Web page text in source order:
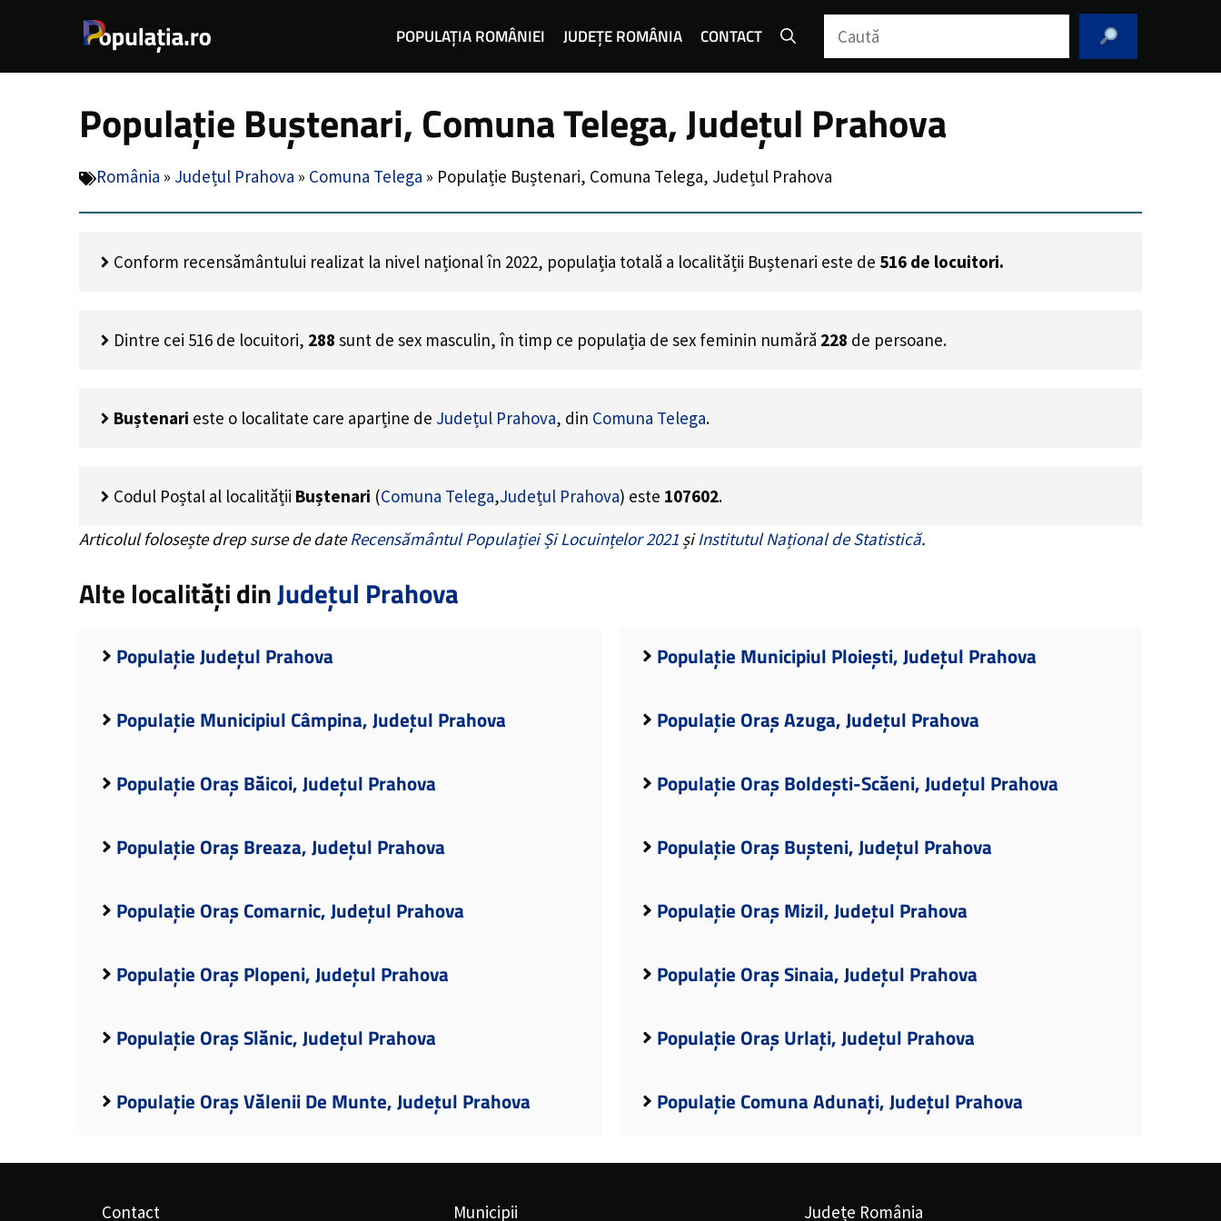
POPULAȚIA ROMÂNIEI JUDEȚE ROMÂNIA CONTACT Caută
Populație Buștenari, Comuna Telega, Județul Prahova
România » Județul Prahova » Comuna Telega » Populație Buștenari, Comuna Telega, Județul Prahova
Conform recensământului realizat la nivel național în 2022, populația totală a localității Buștenari este de 516 de locuitori.
Dintre cei 516 de locuitori, 288 sunt de sex masculin, în timp ce populația de sex feminin numără 228 de persoane.
Buștenari este o localitate care aparține de Județul Prahova, din Comuna Telega.
Codul Poștal al localității Buștenari (Comuna Telega,Județul Prahova) este 107602.
Articolul folosește drep surse de dateRecensământul Populației Și Locuințelor 2021 șiInstitutul Național de Statistică.
Alte localități dinJudețul Prahova
Populație Județul Prahova Populație Municipiul Ploiești, Județul Prahova
Populație Municipiul Câmpina, Județul Prahova Populație Oraș Azuga, Județul Prahova
Populație Oraș Băicoi, Județul Prahova Populație Oraș Boldești-Scăeni, Județul Prahova
Populație Oraș Breaza, Județul Prahova Populație Oraș Bușteni, Județul Prahova
Populație Oraș Comarnic, Județul Prahova Populație Oraș Mizil, Județul Prahova
Populație Oraș Plopeni, Județul Prahova Populație Oraș Sinaia, Județul Prahova
Populație Oraș Slănic, Județul Prahova Populație Oraș Urlați, Județul Prahova
Populație Oraș Vălenii De Munte, Județul Prahova Populație Comuna Adunați, Județul Prahova
Contact Municipii Județe România